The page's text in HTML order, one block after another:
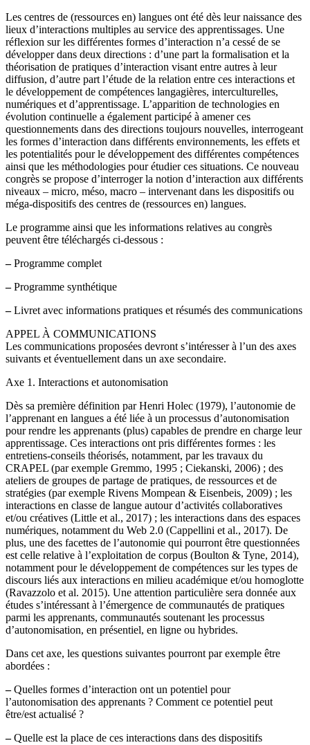
Les centres de (ressources en) langues ont été dès leur naissance des
lieux d’interactions multiples au service des apprentissages. Une
réflexion sur les différentes formes d’interaction n’a cessé de se
développer dans deux directions : d’une part la formalisation et la
théorisation de pratiques d’interaction visant entre autres à leur
diffusion, d’autre part l’étude de la relation entre ces interactions et
le développement de compétences langagières, interculturelles,
numériques et d’apprentissage. L’apparition de technologies en
évolution continuelle a également participé à amener ces
questionnements dans des directions toujours nouvelles, interrogeant
les formes d’interaction dans différents environnements, les effets et
les potentialités pour le développement des différentes compétences
ainsi que les méthodologies pour étudier ces situations. Ce nouveau
congrès se propose d’interroger la notion d’interaction aux différents
niveaux – micro, méso, macro – intervenant dans les dispositifs ou
méga-dispositifs des centres de (ressources en) langues.
Le programme ainsi que les informations relatives au congrès
peuvent être téléchargés ci-dessous :
–Programme complet
–Programme synthétique
–Livret avec informations pratiques et résumés des communications
APPEL À COMMUNICATIONS
Les communications proposées devront s’intéresser à l’un des axes
suivants et éventuellement dans un axe secondaire.
Axe 1. Interactions et autonomisation
Dès sa première définition par Henri Holec (1979), l’autonomie de
l’apprenant en langues a été liée à un processus d’autonomisation
pour rendre les apprenants (plus) capables de prendre en charge leur
apprentissage. Ces interactions ont pris différentes formes : les
entretiens-conseils théorisés, notamment, par les travaux du
CRAPEL (par exemple Gremmo, 1995 ; Ciekanski, 2006) ; des
ateliers de groupes de partage de pratiques, de ressources et de
stratégies (par exemple Rivens Mompean & Eisenbeis, 2009) ; les
interactions en classe de langue autour d’activités collaboratives
et/ou créatives (Little et al., 2017) ; les interactions dans des espaces
numériques, notamment du Web 2.0 (Cappellini et al., 2017). De
plus, une des facettes de l’autonomie qui pourront être questionnées
est celle relative à l’exploitation de corpus (Boulton & Tyne, 2014),
notamment pour le développement de compétences sur les types de
discours liés aux interactions en milieu académique et/ou homoglotte
(Ravazzolo et al. 2015). Une attention particulière sera donnée aux
études s’intéressant à l’émergence de communautés de pratiques
parmi les apprenants, communautés soutenant les processus
d’autonomisation, en présentiel, en ligne ou hybrides.
Dans cet axe, les questions suivantes pourront par exemple être
abordées :
–Quelles formes d’interaction ont un potentiel pour
l’autonomisation des apprenants ? Comment ce potentiel peut
être/est actualisé ?
–Quelle est la place de ces interactions dans des dispositifs